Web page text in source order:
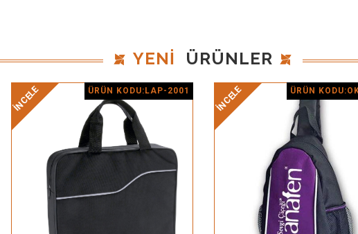
YENİ ÜRÜNLER
İNCELE ÜRÜN KODU:LAP-2001
Ürün Detay
İNCELE ÜRÜN
Ürün Detay